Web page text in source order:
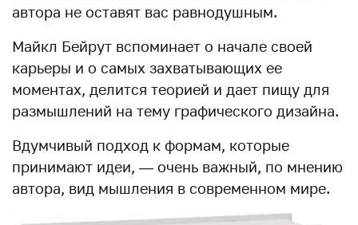
автора не оставят вас равнодушным.
Майкл Бейрут вспоминает о начале своей
карьеры и о самых захватывающих ее
моментах, делится теорией и дает пищу для
размышлений на тему графического дизайна.
Вдумчивый подход к формам, которые
принимают идеи, — очень важный, по мнению
автора, вид мышления в современном мире.